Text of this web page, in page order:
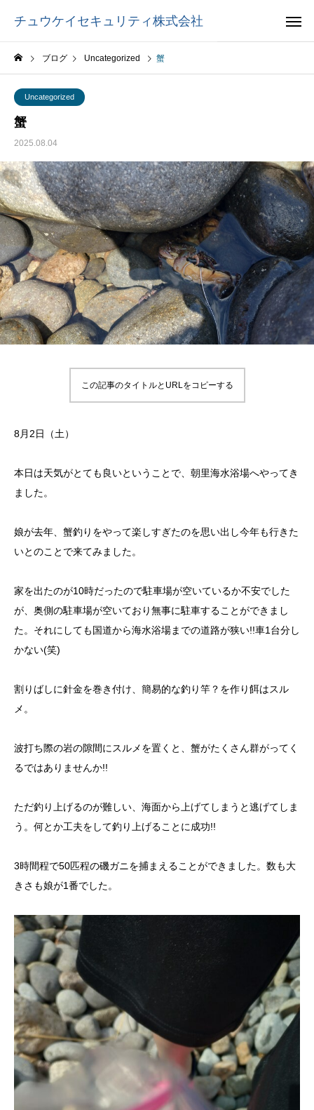
チュウケイセキュリティ株式会社
ブログ Uncategorized 蟹
Uncategorized
蟹
2025.08.04
この記事のタイトルとURLをコピーする
8月2日（土）
本日は天気がとても良いということで、朝里海水浴場へやってき
ました。
娘が去年、蟹釣りをやって楽しすぎたのを思い出し今年も行きた
いとのことで来てみました。
家を出たのが10時だったので駐車場が空いているか不安でした
が、奥側の駐車場が空いており無事に駐車することができまし
た。それにしても国道から海水浴場までの道路が狭い!!車1台分し
かない(笑)
割りばしに針金を巻き付け、簡易的な釣り竿？を作り餌はスル
メ。
波打ち際の岩の隙間にスルメを置くと、蟹がたくさん群がってく
るではありませんか!!
ただ釣り上げるのが難しい、海面から上げてしまうと逃げてしま
う。何とか工夫をして釣り上げることに成功!!
3時間程で50匹程の磯ガニを捕まえることができました。数も大
きさも娘が1番でした。